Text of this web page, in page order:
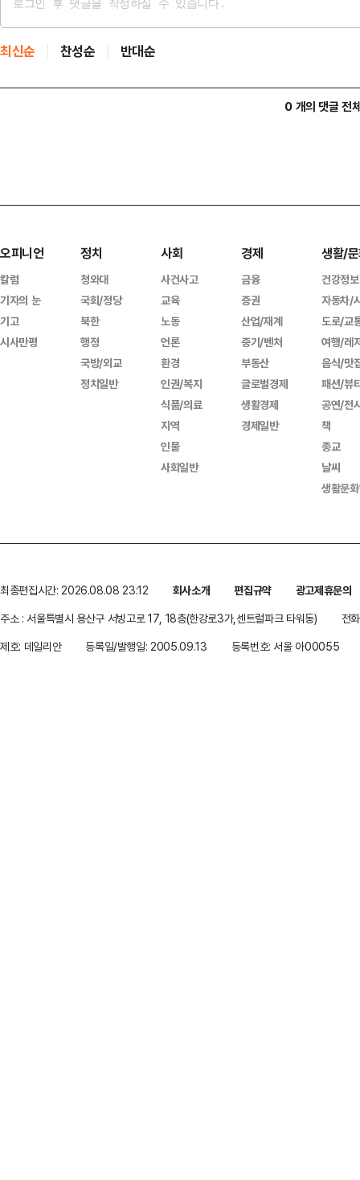
최신순 찬성순 반대순
0 개의 댓글 전
오피니언
칼럼
기자의 눈
기고
시사만평
정치
청와대
국회/정당
북한
행정
국방/외교
정치일반
사회
사건사고
교육
노동
언론
환경
인권/복지
식품/의료
지역
인물
사회일반
경제
금융
증권
산업/재계
중기/벤처
부동산
글로벌경제
생활경제
경제일반
생활/
건강정보
자동차/
도로/교
여행/레
음식/맛
패션/뷰
공연/전
책
종교
날씨
생활문
최종편집시간: 2026.08.08 23:12 회사소개 편집규약
광고제휴문의
주소 : 서울특별시 용산구 서빙고로 17, 18층(한강로3가,센트럴파크 타워동)
전
제호: 데일리안
등록일/발행일: 2005.09.13 등록번호: 서울 아00055